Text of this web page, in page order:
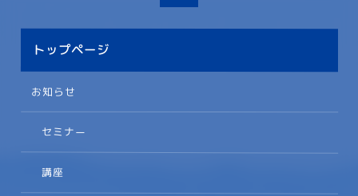
トップページ
お知らせ
セミナー
講座